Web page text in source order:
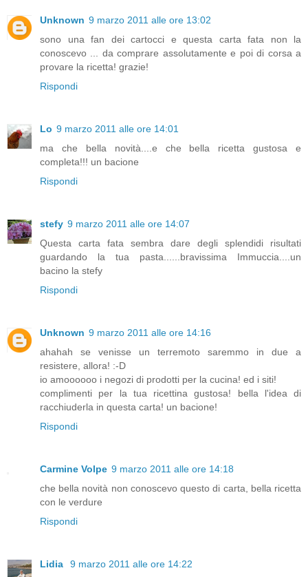
Unknown 9 marzo 2011 alle ore 13:02
sono una fan dei cartocci e questa carta fata non la
conoscevo ... da comprare assolutamente e poi di corsa a
provare la ricetta! grazie!
Rispondi
Lo 9 marzo 2011 alle ore 14:01
ma che bella novità....e che bella ricetta gustosa e
completa!!! un bacione
Rispondi
stefy 9 marzo 2011 alle ore 14:07
Questa carta fata sembra dare degli splendidi risultati
guardando la tua pasta......bravissima Immuccia....un
bacino la stefy
Rispondi
Unknown 9 marzo 2011 alle ore 14:16
ahahah se venisse un terremoto saremmo in due a
resistere, allora! :-D
io amoooooo i negozi di prodotti per la cucina! ed i siti!
complimenti per la tua ricettina gustosa! bella l'idea di
racchiuderla in questa carta! un bacione!
Rispondi
Carmine Volpe 9 marzo 2011 alle ore 14:18
che bella novità non conoscevo questo di carta, bella ricetta
con le verdure
Rispondi
Lidia
9 marzo 2011 alle ore 14:22